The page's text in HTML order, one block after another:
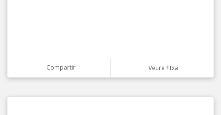
Compartir Veure fitxa